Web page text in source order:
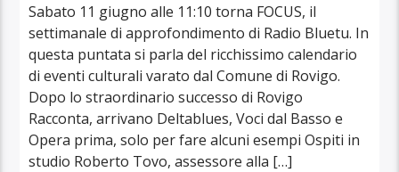
Sabato 11 giugno alle 11:10 torna FOCUS, il
settimanale di approfondimento di Radio Bluetu. In
questa puntata si parla del ricchissimo calendario
di eventi culturali varato dal Comune di Rovigo.
Dopo lo straordinario successo di Rovigo
Racconta, arrivano Deltablues, Voci dal Basso e
Opera prima, solo per fare alcuni esempi Ospiti in
studio Roberto Tovo, assessore alla […]